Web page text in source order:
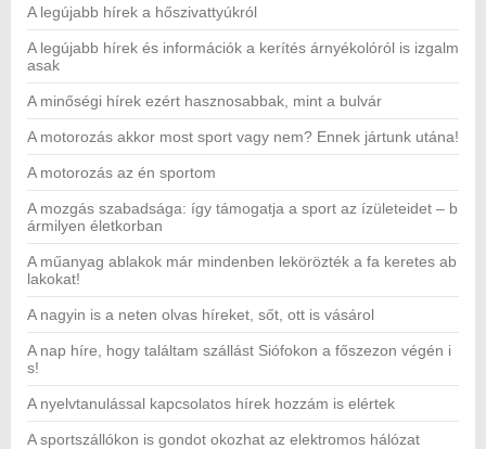
A legújabb hírek a hőszivattyúkról
A legújabb hírek és információk a kerítés árnyékolóról is izgalm
asak
A minőségi hírek ezért hasznosabbak, mint a bulvár
A motorozás akkor most sport vagy nem? Ennek jártunk utána!
A motorozás az én sportom
A mozgás szabadsága: így támogatja a sport az ízületeidet – b
ármilyen életkorban
A műanyag ablakok már mindenben lekörözték a fa keretes ab
lakokat!
A nagyin is a neten olvas híreket, sőt, ott is vásárol
A nap híre, hogy találtam szállást Siófokon a főszezon végén i
s!
A nyelvtanulással kapcsolatos hírek hozzám is elértek
A sportszállókon is gondot okozhat az elektromos hálózat